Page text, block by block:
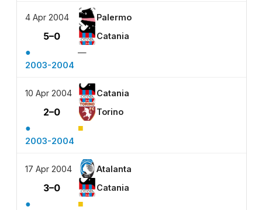
4 Apr 2004 Palermo
5–0 Catania
●
—
2003-2004
10 Apr 2004 Catania
2–0 Torino
● ■
2003-2004
17 Apr 2004 Atalanta
3–0 Catania
● ■